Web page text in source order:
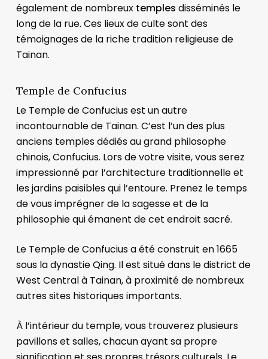
également de nombreux temples disséminés le
long de la rue. Ces lieux de culte sont des
témoignages de la riche tradition religieuse de
Tainan.
Temple de Confucius
Le Temple de Confucius est un autre
incontournable de Tainan. C’est l’un des plus
anciens temples dédiés au grand philosophe
chinois, Confucius. Lors de votre visite, vous serez
impressionné par l’architecture traditionnelle et
les jardins paisibles qui l’entoure. Prenez le temps
de vous imprégner de la sagesse et de la
philosophie qui émanent de cet endroit sacré.
Le Temple de Confucius a été construit en 1665
sous la dynastie Qing. Il est situé dans le district de
West Central à Tainan, à proximité de nombreux
autres sites historiques importants.
À l’intérieur du temple, vous trouverez plusieurs
pavillons et salles, chacun ayant sa propre